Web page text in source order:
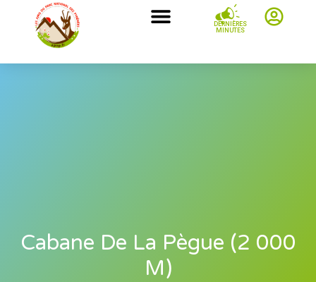
DERNIÈRES
MINUTES
Cabane De La Pègue (2 000
M)